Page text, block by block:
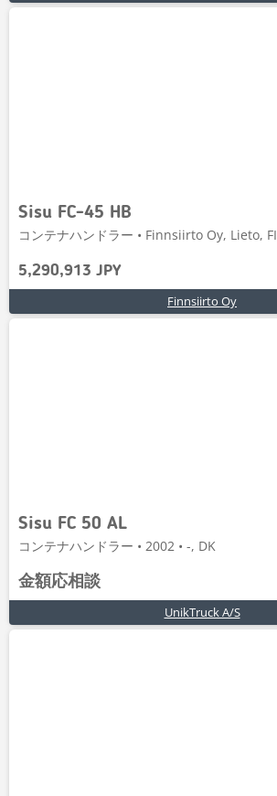
Sisu FC-45 HB
コンテナハンドラー • Finnsiirto Oy, Lieto, FI
5,290,913 JPY
Finnsiirto Oy
Sisu FC 50 AL
コンテナハンドラー • 2002 • -, DK
金額応相談
UnikTruck A/S